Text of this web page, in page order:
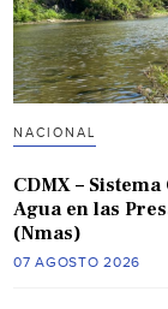
NACIONAL
CDMX –
Agua en las
(Nmas)
07 AGOSTO 2026